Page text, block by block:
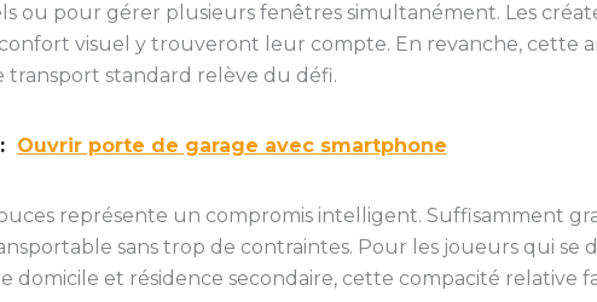
ou pour gérer plusieurs fenêtres simultanément. Les
visuel y trouveront leur compte. En revanche, cette
transport standard relève du défi.
Ouvrir porte de garage avec smartphone
représente un compromis intelligent. Suffisamment
sans trop de contraintes. Pour les joueurs qui
domicile et résidence secondaire, cette compacité relative